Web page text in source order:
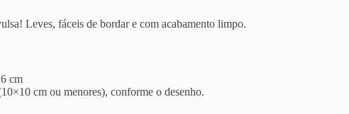
Leves, fáceis de bordar e com acabamento limpo.
cm
cm ou menores), conforme o desenho.